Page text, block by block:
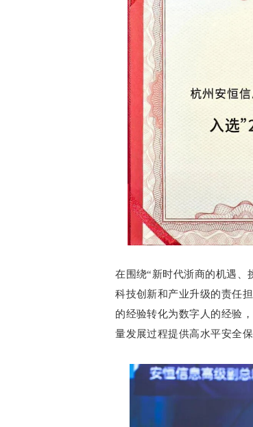
在围绕“新时代浙商的机遇、
科技创新和产业升级的责任
的经验转化为数字人的经验
量发展过程提供高水平安全保